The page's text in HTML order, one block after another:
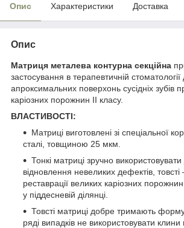
Опис Характеристики Доставка
Опис
Матриця металева контурна секційна
застосування в терапевтичній
апроксимальних поверхонь сусідніх зубів
каріозних порожнин ІІ класу.
ВЛАСТИВОСТІ:
Матриці виготовлені зі спеціальної
сталі, товщиною 25 мкм.
Тонкі матриці зручно
відновлення невеликих дефектів, товсті
реставрації великих каріозних
у піддесневій ділянці.
Товсті матриці добре тримають
ряді випадків не використовувати клини